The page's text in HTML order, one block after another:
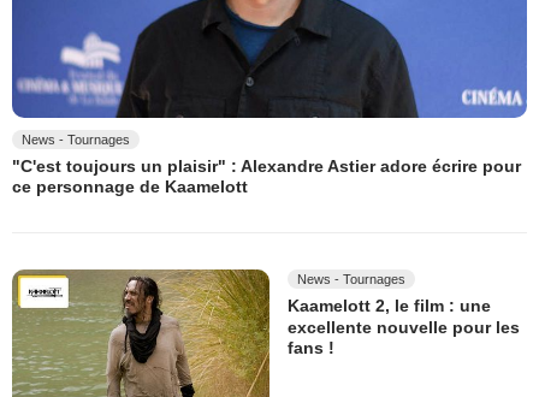
News - Tournages
"C'est toujours un plaisir" : Alexandre Astier adore écrire pour
ce personnage de Kaamelott
News - Tournages
Kaamelott 2, le film : une
excellente nouvelle pour les
fans !